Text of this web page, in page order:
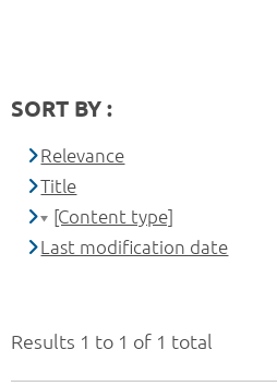
Results 1 to 1 of 1 total
SORT BY :
Relevance
Title
[Content type]
Last modification date